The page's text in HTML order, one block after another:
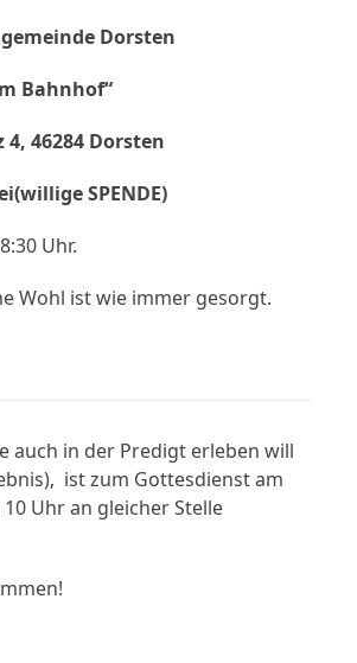
Dorsten
Bahnhof“
46284 Dorsten
SPENDE)
Uhr.
Wohl ist wie immer gesorgt.
auch in der Predigt erleben will
ist zum Gottesdienst am
Uhr an gleicher Stelle